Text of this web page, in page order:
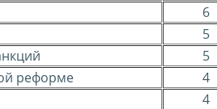
6
5
5
реформе
4
4